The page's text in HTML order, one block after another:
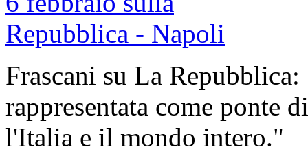
Frascani su La
rappresentata come ponte
l'Italia e il mondo intero."